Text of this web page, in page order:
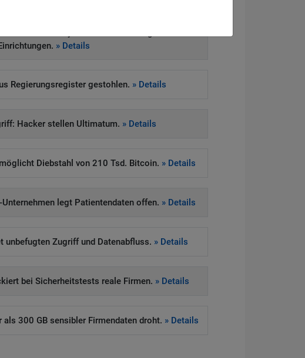
» Details
Regierungsregister gestohlen. » Details
Hacker stellen Ultimatum. » Details
Diebstahl von 210 Tsd. Bitcoin. » Details
legt Patientendaten offen. » Details
unbefugten Zugriff und Datenabfluss. » Details
bei Sicherheitstests reale Firmen. » Details
als 300 GB sensibler Firmendaten droht. » Details